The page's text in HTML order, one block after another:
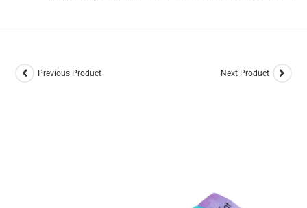
Previous Product Next Product